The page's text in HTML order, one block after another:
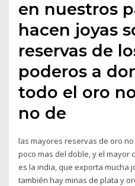
en nuestros
hacen joyas
reservas de
poderos a
todo el oro
no de
las mayores reservas de oro
poco mas del doble, y el mayor
es la india, que exporta mucha
también hay minas de plata y